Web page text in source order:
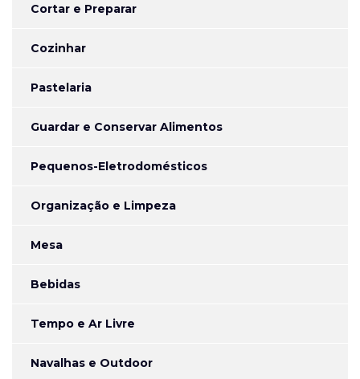
Cortar e Preparar
Cozinhar
Pastelaria
Guardar e Conservar Alimentos
Pequenos-Eletrodomésticos
Organização e Limpeza
Mesa
Bebidas
Tempo e Ar Livre
Navalhas e Outdoor